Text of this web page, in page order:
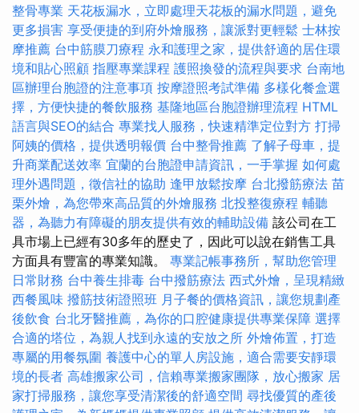
整骨專業 天花板漏水，立即處理天花板的漏水問題，避免
更多損害 享受便捷的到府外燴服務，讓派對更輕鬆 士林按
摩推薦 台中筋膜刀療程 永和護理之家，提供舒適的居住環
境和貼心照顧 指壓專業課程 護照換發的流程與要求 台南地
區辦理台胞證的注意事項 按摩證照考試準備 多樣化餐盒選
擇，方便快捷的餐飲服務 基隆地區台胞證辦理流程 HTML
語言與SEO的結合 專業找人服務，快速精準定位對方 打掃
阿姨的價格，提供透明報價 台中整骨推薦 了解子母車，提
升商業配送效率 宜蘭的台胞證申請資訊，一手掌握 如何處
理外遇問題，徵信社的協助 逢甲放鬆按摩 台北撥筋療法 苗
栗外燴，為您帶來高品質的外燴服務 北投整復療程 輔聽
器，為聽力有障礙的朋友提供有效的輔助設備 該公司在工
具市場上已經有30多年的歷史了，因此可以說在銷售工具
方面具有豐富的專業知識。 專業記帳事務所，幫助您管理
日常財務 台中養生排毒 台中撥筋療法 西式外燴，呈現精緻
西餐風味 撥筋技術證照班 月子餐的價格資訊，讓您規劃產
後飲食 台北牙醫推薦，為你的口腔健康提供專業保障 選擇
合適的塔位，為親人找到永遠的安放之所 外燴佈置，打造
專屬的用餐氛圍 養護中心的單人房設施，適合需要安靜環
境的長者 高雄搬家公司，信賴專業搬家團隊，放心搬家 居
家打掃服務，讓您享受清潔後的舒適空間 尋找優質的產後